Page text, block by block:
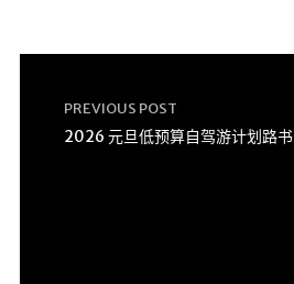
PREVIOUS POST
2026 元旦低预算自驾游计划路书